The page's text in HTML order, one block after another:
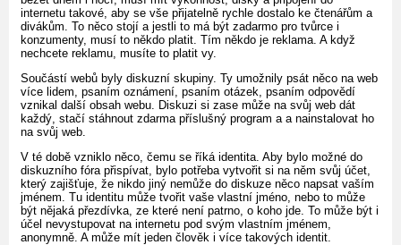
internetu takové, aby se vše přijatelně rychle dostalo ke čtenářům a
divákům. To něco stojí a jestli to má být zadarmo pro tvůrce i
konzumenty, musí to někdo platit. Tím někdo je reklama. A když
nechcete reklamu, musíte to platit vy.
Součástí webů byly diskuzní skupiny. Ty umožnily psát něco na web
více lidem, psaním oznámení, psaním otázek, psaním odpovědí
vznikal další obsah webu. Diskuzi si zase může na svůj web dát
každý, stačí stáhnout zdarma příslušný program a a nainstalovat ho
na svůj web.
V té době vzniklo něco, čemu se říká identita. Aby bylo možné do
diskuzního fóra přispívat, bylo potřeba vytvořit si na něm svůj účet,
který zajišťuje, že nikdo jiný nemůže do diskuze něco napsat vaším
jménem. Tu identitu může tvořit vaše vlastní jméno, nebo to může
být nějaká přezdívka, ze které není patrno, o koho jde. To může být i
účel nevystupovat na internetu pod svým vlastním jménem,
anonymně. A může mít jeden člověk i více takových identit.